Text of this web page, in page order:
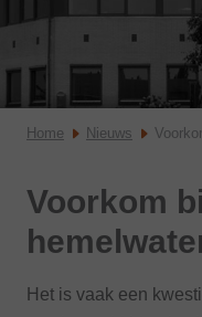
Home Nieuws
Voorkom
Het is vaak een